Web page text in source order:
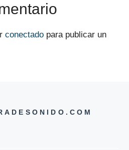
conectado para publicar un